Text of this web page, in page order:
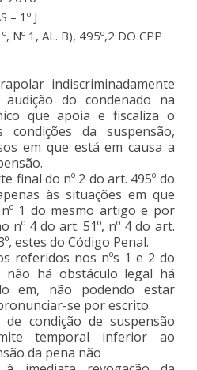
– 1º J
Nº 1, AL. B), 495º,2 DO CPP
indiscriminadamente
do condenado na
que apoia e fiscaliza o
condições da suspensão,
em que está em causa a
final do nº 2 do art. 495º do
às situações em que
1 do mesmo artigo e por
nº 4 do art. 51º, nº 4 do art.
estes do Código Penal.
referidos nos nºs 1 e 2 do
não há obstáculo legal há
em, não podendo estar
se por escrito.
condição de suspensão
temporal inferior ao
da pena não